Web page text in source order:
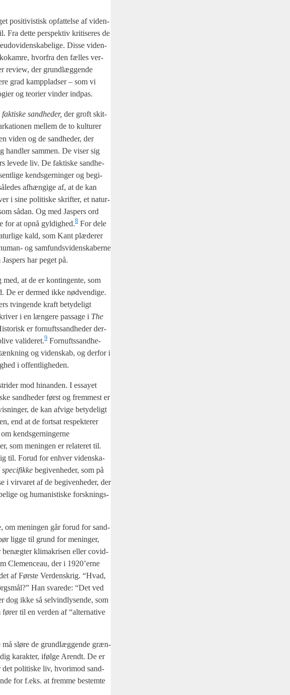
posi­ti­vi­stisk opfat­tel­se af viden­
Fra det­te per­spek­tiv kri­ti­se­res de
Dis­se viden­
hvor­fra den fæl­les ver­
review, der grund­læg­gen­de
grad kamp­plad­ser – som vi
og teo­ri­er vin­der ind­pas.
fak­ti­ske sand­he­der, der groft skit­
mel­lem de to kul­tu­rer
viden og de sand­he­der, der
hand­ler sam­men. De viser sig
leve­de liv. De fak­ti­ske sand­he­
kends­ger­nin­ger og begi­
afhæn­gi­ge af, at de kan
i sine poli­ti­ske skrif­ter, et natur­
sådan. Og med Jas­pers ord
for at opnå gyldighed.8 For dele
kald, som Kant plæ­de­rer
og sam­funds­vi­den­ska­ber­ne
har peget på.
at de er kon­tin­gen­te, som
De er der­med ikke nød­ven­di­ge.
tvin­gen­de kraft bety­de­ligt
i en læn­ge­re pas­sa­ge i The
er for­nufts­sand­he­der der­
valideret.9 For­nufts­sand­he­
og viden­skab, og der­for i
i offent­lig­he­den.
mod hin­an­den. I essay­et
sand­he­der først og frem­mest er
de kan afvi­ge bety­de­ligt
end at de fort­sat respek­te­rer
kends­ger­nin­ger­ne
som menin­gen er rela­te­ret til.
til. For­ud for enhver viden­ska­
spe­ci­fik­ke begi­ven­he­der, som på
i vir­va­ret af de begi­ven­he­der, der
og huma­ni­sti­ske forsk­nings­
om menin­gen går for­ud for sand­
lig­ge til grund for menin­ger,
benæg­ter kli­ma­kri­sen eller covid-
Cle­men­ceau, der i 1920’erne
af Før­ste Ver­denskrig. “Hvad,
Han sva­re­de: “Det ved
dog ikke så sel­vind­ly­sen­de, som
til en ver­den af “alter­na­ti­ve
må slø­re de grund­læg­gen­de græn­
karak­ter, iføl­ge Arendt. De er
det poli­ti­ske liv, hvor­i­mod sand­
for f.eks. at frem­me bestem­te